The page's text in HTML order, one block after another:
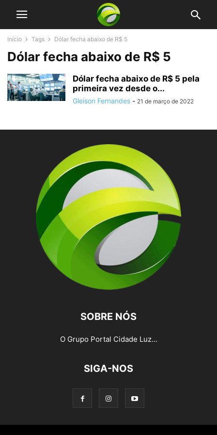
Início Tags Dólar fecha abaixo de R$ 5
Dólar fecha abaixo de R$ 5
Dólar fecha abaixo de R$ 5 pela
primeira vez desde o...
Gleison Fernandes - 21 de março de 2022
SOBRE NÓS
O Grupo Portal Cidade Luz...
SIGA-NOS